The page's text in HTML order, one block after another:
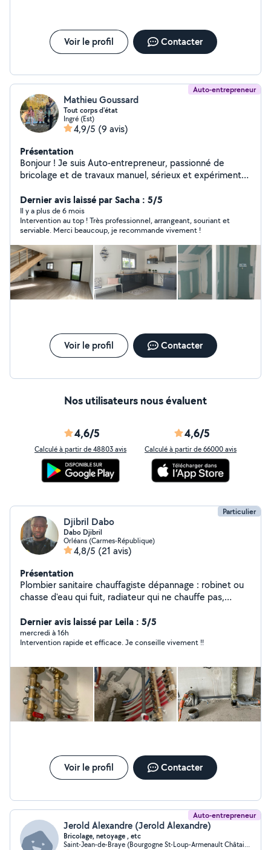
Voir le profil Contacter
Auto-entrepreneur
Mathieu Goussard
Tout corps d'état
Ingré (Est)
4,9/5 (9 avis)
Présentation
Bonjour ! Je suis Auto-entrepreneur, passionné de
bricolage et de travaux manuel, sérieux et expérimenté,
de bricolage / rénovation légère Travaux Entretien
extérieur (jardin, nettoyage, etc.) Aide au
déménagement et manutention Enlèvement de gravas,
déchetterie etc... J'ai commencé il y a 12 ans en
rénovant une grange dans laquelle j'habite toujours
actuellement, et j'ai ensuite réalisé de nombreux
chantiers et constructions de maisons complètes. Je
suis une personne sérieuse, réactive, soucieux des
délais et toujours prêt à rendre service. Devis et facture
avec plaisir. À bientôt
Dernier avis laissé par Sacha : 5/5
Il y a plus de 6 mois
Intervention au top ! Très professionnel, arrangeant, souriant et
serviable. Merci beaucoup, je recommande vivement !
Voir le profil Contacter
Nos utilisateurs nous évaluent
4,6/5
Calculé à partir de 48803 avis
4,6/5
Calculé à partir de 66000 avis
Particulier
Djibril Dabo
Dabo Djibril
Orléans (Carmes-République)
4,8/5 (21 avis)
Présentation
Plombier sanitaire chauffagiste dépannage : robinet ou
chasse d'eau qui fuit, radiateur qui ne chauffe pas,
électrique débouchage , installation toilettes, lavabo,
évier, douche, bain: chaudière, radiateur »
Dernier avis laissé par Leila : 5/5
mercredi à 16h
Intervention rapide et efficace. Je conseille vivement !!
Voir le profil Contacter
Auto-entrepreneur
Jerold Alexandre (Jerold Alexandre)
Bricolage, netoyage , etc
Saint-Jean-de-Braye (Bourgogne St-Loup-Armenault Châtaigniers)